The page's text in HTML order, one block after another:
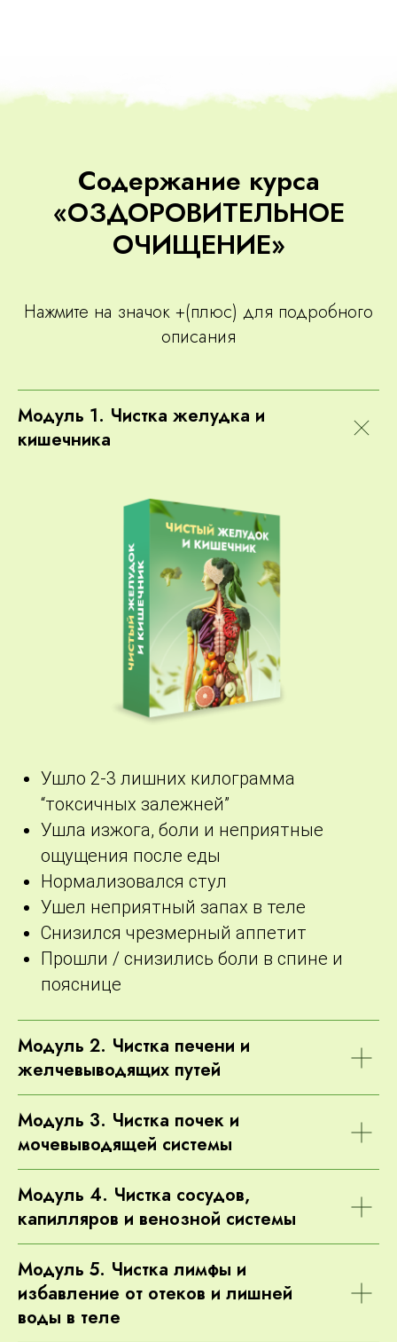
Содержание курса
«ОЗДОРОВИТЕЛЬНОЕ
ОЧИЩЕНИЕ»
Нажмите на значок +(плюс) для подробного
описания
Модуль 1. Чистка желудка и
кишечника
Ушло 2-3 лишних килограмма
“токсичных залежней”
Ушла изжога, боли и неприятные
ощущения после еды
Нормализовался стул
Ушел неприятный запах в теле
Снизился чрезмерный аппетит
Прошли / снизились боли в спине и
пояснице
Модуль 2. Чистка печени и
желчевыводящих путей
Модуль 3. Чистка почек и
мочевыводящей системы
Модуль 4. Чистка сосудов,
капилляров и венозной системы
Модуль 5. Чистка лимфы и
избавление от отеков и лишней
воды в теле